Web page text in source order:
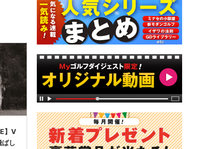
】V
し